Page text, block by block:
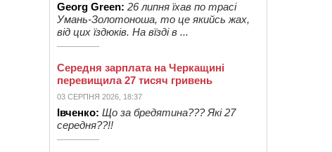
Georg Green: 26 липня їхав по трасі
Умань-Золотоноша, то це якийсь жах,
від цих їздюків. На вїзді в ...
Середня зарплата на Черкащині
перевищила 27 тисяч гривень
03 СЕРПНЯ 2026, 18:37
Івченко: Що за бредятина??? Які 27
середня??!!